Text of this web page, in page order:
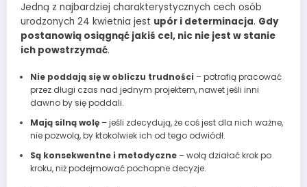
Jedną z najbardziej charakterystycznych cech osób
urodzonych 24 kwietnia jest upór i determinacja. Gdy
postanowią osiągnąć jakiś cel, nic nie jest w stanie
ich powstrzymać.
Nie poddają się w obliczu trudności – potrafią pracować
przez długi czas nad jednym projektem, nawet jeśli inni
dawno by się poddali.
Mają silną wolę– jeśli zdecydują, że coś jest dla nich ważne,
nie pozwolą, by ktokolwiek ich od tego odwiódł.
Są konsekwentne i metodyczne– wolą działać krok po
kroku, niż podejmować pochopne decyzje.